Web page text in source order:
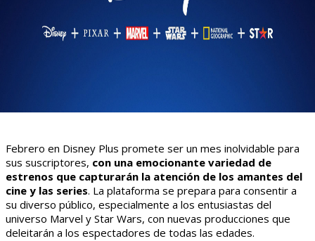
Febrero en Disney Plus promete ser un mes inolvidable para
sus suscriptores, con una emocionante variedad de
estrenos que capturarán la atención de los amantes del
cine y las series. La plataforma se prepara para consentir a
su diverso público, especialmente a los entusiastas del
universo Marvel y Star Wars, con nuevas producciones que
deleitarán a los espectadores de todas las edades.